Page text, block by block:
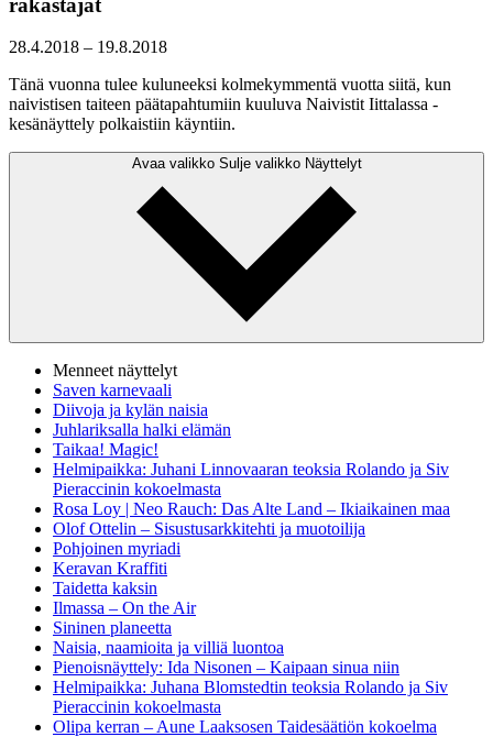
rakastajat
28.4.2018 – 19.8.2018
Tänä vuonna tulee kuluneeksi kolmekymmentä vuotta siitä, kun
naivistisen taiteen päätapahtumiin kuuluva Naivistit Iittalassa -
kesänäyttely polkaistiin käyntiin.
Avaa valikko Sulje valikko Näyttelyt
Menneet näyttelyt
Saven karnevaali
Diivoja ja kylän naisia
Juhlariksalla halki elämän
Taikaa! Magic!
Helmipaikka: Juhani Linnovaaran teoksia Rolando ja Siv
Pieraccinin kokoelmasta
Rosa Loy | Neo Rauch: Das Alte Land – Ikiaikainen maa
Olof Ottelin – Sisustusarkkitehti ja muotoilija
Pohjoinen myriadi
Keravan Kraffiti
Taidetta kaksin
Ilmassa – On the Air
Sininen planeetta
Naisia, naamioita ja villiä luontoa
Pienoisnäyttely: Ida Nisonen – Kaipaan sinua niin
Helmipaikka: Juhana Blomstedtin teoksia Rolando ja Siv
Pieraccinin kokoelmasta
Olipa kerran – Aune Laaksosen Taidesäätiön kokoelma